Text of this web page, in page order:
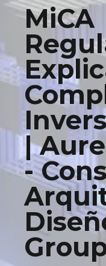
MiCA
|
-